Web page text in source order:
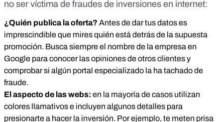
no ser víctima de fraudes de inversiones en internet:
¿Quién publica la oferta? Antes de dar tus datos es
imprescindible que mires quién está detrás de la supuesta
promoción. Busca siempre el nombre de la empresa en
Google para conocer las opiniones de otros clientes y
comprobar si algún portal especializado la ha tachado de
fraude.
El aspecto de las webs: en la mayoría de casos utilizan
colores llamativos e incluyen algunos detalles para
presionarte a hacer la inversión. Por ejemplo, te meten prisa